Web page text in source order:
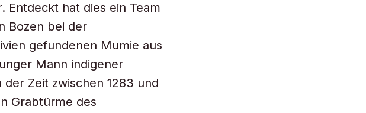
Entdeckt hat dies ein Team
Bozen bei der
gefundenen Mumie aus
Mann indigener
Zeit zwischen 1283 und
Grabtürme des